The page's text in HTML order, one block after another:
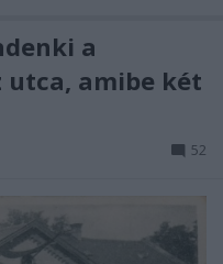
a
utca, amibe két
52